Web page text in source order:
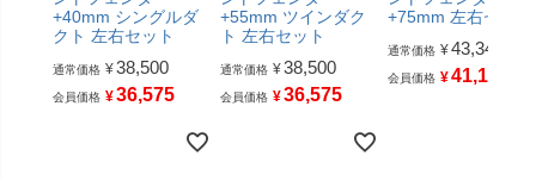
+40mm シングルダ
クト 左右セット
通常価格 ¥38,500
会員価格 ¥36,575
+55mm ツインダク
ト 左右セット
通常価格 ¥38,500
会員価格 ¥36,575
+75mm 左右セット
通常価格 ¥43,340
会員価格 ¥41,173